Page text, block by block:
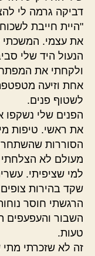
דביקה גרמה לי
"היית חייבת
את עצמי.
הנעול היד שלי
ולקחתי את
אחת וזיעה
לשטוף פנים.
הפנים שלי
את ראשי. טיפות
הסוררות
מעולם לא
למי שציפיתי.
שקד בהירות צופים
הרגשתי חוסר
השבור והעפעפים
טעות.
זה לא שזכרתי